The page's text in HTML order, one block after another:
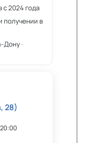
с 2024 года
получении в
Дону ·
28)